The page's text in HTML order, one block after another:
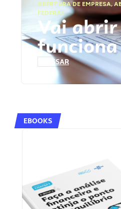
ABERTURA DE EMPRESA,
FEDERAL
Vai abrir
funciona
ACESSAR
EBOOKS